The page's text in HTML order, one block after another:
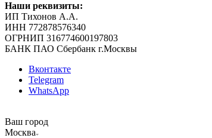
Наши реквизиты:
ИП Тихонов А.А.
ИНН 772878576340
ОГРНИП 316774600197803
БАНК ПАО Сбербанк г.Москвы
Вконтакте
Telegram
WhatsApp
Ваш город
Москва